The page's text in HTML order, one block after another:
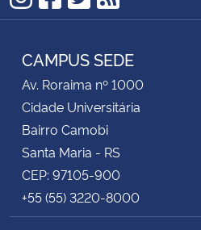
Instagram
Facebook
Twitter
RSS
CAMPUS SEDE
Av. Roraima nº 1000
Cidade Universitária
Bairro Camobi
Santa Maria - RS
CEP: 97105-900
+55 (55) 3220-8000